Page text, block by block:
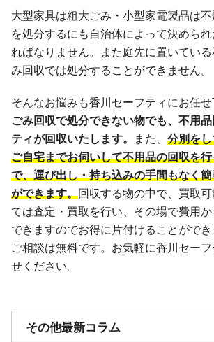
大型家具は粗大ごみ・小型家電製品は
を処分するにも自治体によって決めら
ればなりません。また庭先に置いてい
み回収では処分することができません。
そんなお悩みも香川セーフティにお任せ
ごみ回収で処分できない物でも、不用
ティが回収いたします。
また、 分別を
ご自宅までお伺いして不用品の回収を
で、運び出し・持ち込みの手間もなく
ができます。回収する物の中で、買取
ては査定・買取を行い、その場で費用
できますのでお得に片付けることができ
ご相談は無料です。お気軽に香川セー
せください。
その他最新コラム